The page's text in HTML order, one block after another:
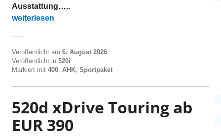
Ausstattung…..
„520i Touring ab EUR 390“
weiterlesen
Veröffentlicht am 6. August 2026
Veröffentlicht in 520i
Markiert mit 400, AHK, Sportpaket
520d xDrive Touring ab
EUR 390